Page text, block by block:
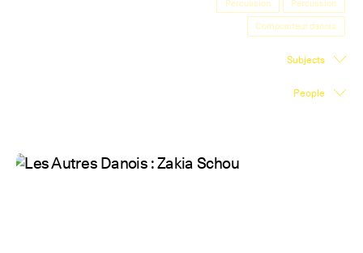
Fr
Percussion
Percussion
Compositeur danois
Subjects
People